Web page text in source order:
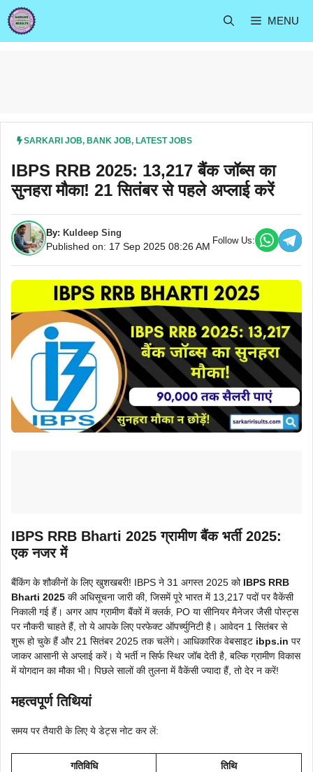
Skip
to
content
MENU
SARKARI JOB, BANK JOB, LATEST JOBS
IBPS RRB 2025: 13,217 बैंक जॉब्स का
सुनहरा मौका! 21 सितंबर से पहले अप्लाई करें
By: Kuldeep Sing
Published on: 17 Sep 2025 08:26 AM
Follow Us:
IBPS RRB Bharti 2025 ग्रामीण बैंक भर्ती 2025:
एक नजर में
बैंकिंग के शौकीनों के लिए खुशखबरी! IBPS ने 31 अगस्त 2025 को IBPS RRB
Bharti 2025 की अधिसूचना जारी की, जिसमें पूरे भारत में 13,217 पदों पर वैकेंसी
निकाली गई हैं। अगर आप ग्रामीण बैंकों में क्लर्क, PO या सीनियर मैनेजर जैसी पोस्ट्स
पर नौकरी चाहते हैं, तो ये आपके लिए परफेक्ट ऑपर्च्युनिटी है। आवेदन 1 सितंबर से
शुरू हो चुके हैं और 21 सितंबर 2025 तक चलेंगे। आधिकारिक वेबसाइट ibps.in पर
जाकर आसानी से अप्लाई करें। ये भर्ती न सिर्फ स्थिर जॉब देती है, बल्कि ग्रामीण विकास
में योगदान का मौका भी। पिछले सालों की तुलना में वैकेंसी ज्यादा हैं, तो देर न करें!
महत्वपूर्ण तिथियां
समय पर तैयारी के लिए ये डेट्स नोट कर लें:
गतिविधि तिथि